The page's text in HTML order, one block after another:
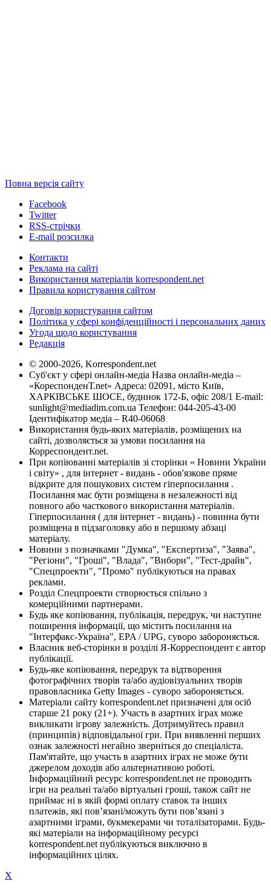
Повна версія сайту
Facebook
Twitter
RSS-стрічки
E-mail розсилка
Контакти
Реклама на сайті
Використання матеріалів korrespondent.net
Правила користування сайтом
Договір користування сайтом
Політика у сфері конфіденційності і персональних даних
Угода щодо користування
Редакція
© 2000-2026, Korrespondent.net
Суб'єкт у сфері онлайн-медіа Назва онлайн-медіа –
«КореспонденТ.net» Адреса: 02091, місто Київ,
ХАРКІВСЬКЕ ШОСЕ, будинок 172-Б, офіс 208/1 E-mail:
sunlight@mediadim.com.ua Телефон: 044-205-43-00
Ідентифікатор медіа – R40-06068
Використання будь-яких матеріалів, розміщених на
сайті, дозволяється за умови посилання на
Корреспондент.net.
При копіюванні матеріалів зі сторінки « Новини України
і світу» , для інтернет - видань - обов'язкове пряме
відкрите для пошукових систем гіперпосилання .
Посилання має бути розміщена в незалежності від
повного або часткового використання матеріалів.
Гіперпосилання ( для інтернет - видань) - повинна бути
розміщена в підзаголовку або в першому абзаці
матеріалу.
Новини з позначками "Думка", "Експертиза", "Заява",
"Регіони", "Гроші", "Влада", "Вибори", "Тест-драйв",
"Спецпроекти", "Промо" публікуються на правах
реклами.
Розділ Спецпроекти створюється спільно з
комерційними партнерами.
Будь яке копіювання, публікація, передрук, чи наступне
поширення інформації, що містить посилання на
"Інтерфакс-Україна", EPA / UPG, суворо забороняється.
Власник веб-сторінки в розділі Я-Корреспондент є автор
публікації.
Будь-яке копіювання, передрук та відтворення
фотографічних творів та/або аудіовізуальних творів
правовласника Getty Images - суворо забороняється.
Матеріали сайту korrespondent.net призначені для осіб
старше 21 року (21+). Участь в азартних іграх може
викликати ігрову залежність. Дотримуйтесь правил
(принципів) відповідальної гри. При виявленні перших
ознак залежності негайно зверніться до спеціаліста.
Пам'ятайте, що участь в азартних іграх не може бути
джерелом доходів або альтернативою роботі.
Інформаційний ресурс korrespondent.net не проводить
ігри на реальні та/або віртуальні гроші, також сайт не
приймає ні в якій формі оплату ставок та інших
платежів, які пов’язані/можуть бути пов’язані з
азартними іграми, букмекерами чи тоталізаторами. Будь-
які матеріали на інформаційному ресурсі
korrespondent.net публікуються виключно в
інформаційних цілях.
X